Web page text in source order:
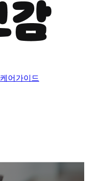
케어가이드